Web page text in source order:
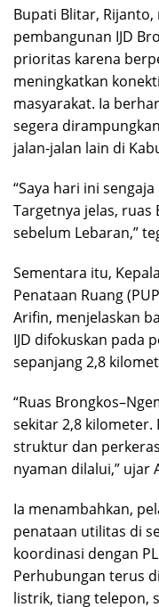
Bupati Blitar,
pembangunan IJD
prioritas karena
meningkatkan
masyarakat. Ia
segera
jalan-jalan lain di
“Saya hari ini
Targetnya jelas, ruas
sebelum Lebaran,”
Sementara itu,
Penataan Ruang
Arifin, menjelaskan
IJD difokuskan pada
sepanjang 2,8
“Ruas
sekitar 2,8 kilometer.
struktur dan
nyaman dilalui,” ujar
Ia menambahkan,
penataan utilitas di
koordinasi dengan
Perhubungan terus
listrik, tiang telepon,